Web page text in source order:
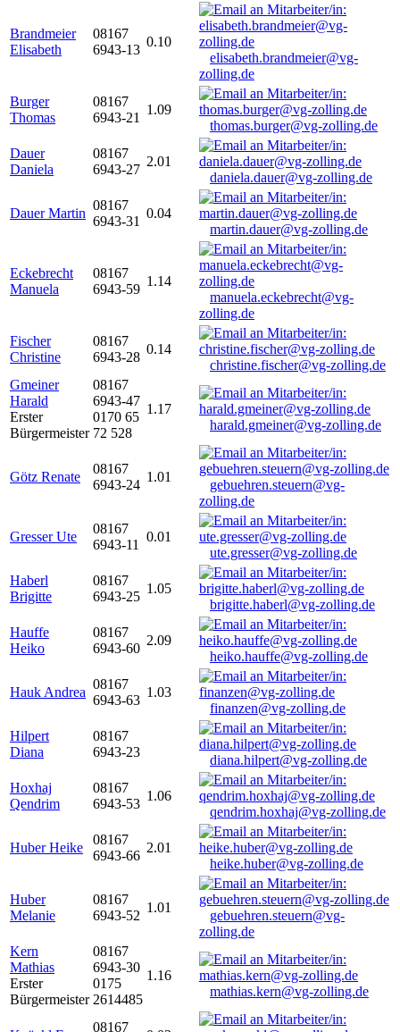
Brandmeier
Elisabeth
08167
6943-13
0.10
elisabeth.brandmeier@vg-
zolling.de
Burger
Thomas
08167
6943-21
1.09
thomas.burger@vg-zolling.de
Dauer
Daniela
08167
6943-27
2.01
daniela.dauer@vg-zolling.de
Dauer Martin
08167
6943-31
0.04
martin.dauer@vg-zolling.de
Eckebrecht
Manuela
08167
6943-59
1.14
manuela.eckebrecht@vg-
zolling.de
Fischer
Christine
08167
6943-28
0.14
christine.fischer@vg-zolling.de
Gmeiner
Harald
Erster
Bürgermeister
08167
6943-47
0170 65
72 528
1.17
harald.gmeiner@vg-zolling.de
Götz Renate
08167
6943-24
1.01
gebuehren.steuern@vg-
zolling.de
Gresser Ute
08167
6943-11
0.01
ute.gresser@vg-zolling.de
Haberl
Brigitte
08167
6943-25
1.05
brigitte.haberl@vg-zolling.de
Hauffe
Heiko
08167
6943-60
2.09
heiko.hauffe@vg-zolling.de
Hauk Andrea
08167
6943-63
1.03
finanzen@vg-zolling.de
Hilpert
Diana
08167
6943-23
diana.hilpert@vg-zolling.de
Hoxhaj
Qendrim
08167
6943-53
1.06
qendrim.hoxhaj@vg-zolling.de
Huber Heike
08167
6943-66
2.01
heike.huber@vg-zolling.de
Huber
Melanie
08167
6943-52
1.01
gebuehren.steuern@vg-
zolling.de
Kern
Mathias
Erster
Bürgermeister
08167
6943-30
0175
2614485
1.16
mathias.kern@vg-zolling.de
08167